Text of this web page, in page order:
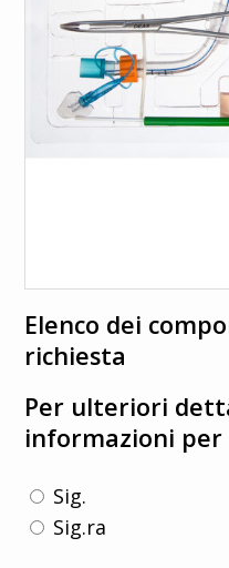
Français
Español
English
Elenco dei
richiesta
Per ulteriori
informazioni
Sig.
Sig.ra